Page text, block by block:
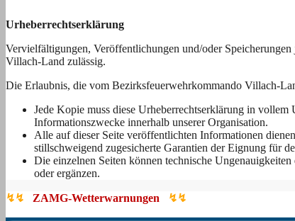
Urheberrechtserklärung
Vervielfältigungen, Veröffentlichungen und/oder
Villach-Land zulässig.
Die Erlaubnis, die vom Bezirksfeuerwehrkommando Villach-
Jede Kopie muss diese Urheberrechtserklärung in
Informationszwecke innerhalb unserer Organisation.
Alle auf dieser Seite veröffentlichten Informationen
stillschweigend zugesicherte Garantien der Eignung für
Die einzelnen Seiten können technische
oder ergänzen.
↯↯ ZAMG-Wetterwarnungen ↯↯